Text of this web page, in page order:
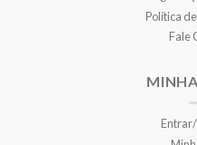
Política
Fale